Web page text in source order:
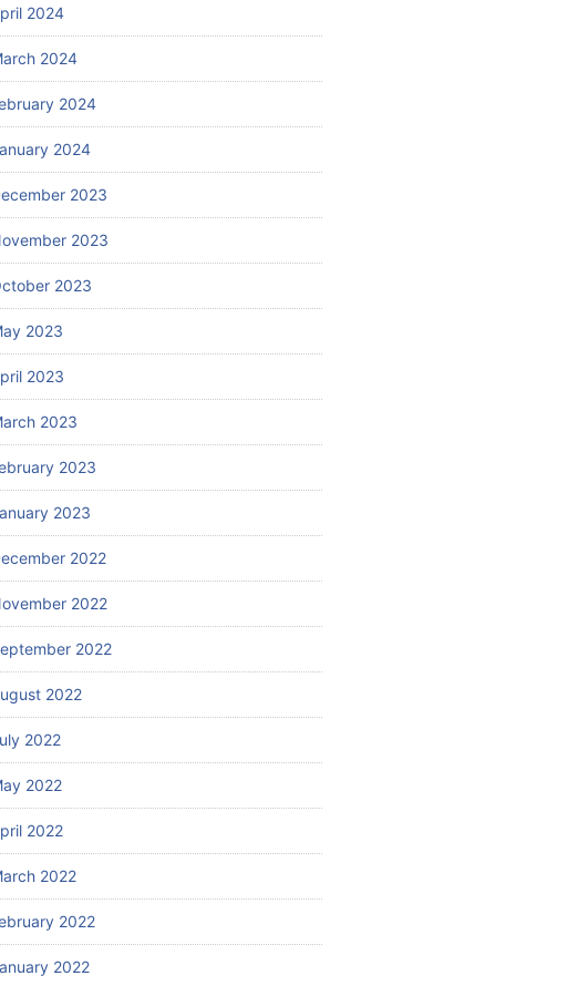
2024
2024
2024
2024
2023
2023
2023
2023
2023
2023
2023
2023
2022
2022
2022
2022
2022
2022
2022
2022
2022
2022